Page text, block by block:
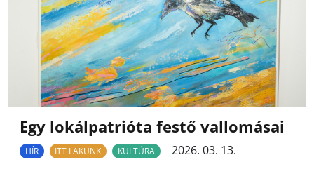
Egy lokálpatrióta festő vallomásai
HÍR ITT LAKUNK KULTÚRA
2026. 03. 13.